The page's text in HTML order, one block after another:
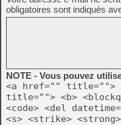
obligatoires sont indiqués
NOTE - Vous pouvez
<a href="" title="">
title=""> <b>
<code> <del
<s> <strike> <strong>